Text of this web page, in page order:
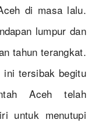
di masa lalu.
lumpur dan
tahun terangkat.
ini tersibak begitu
Aceh telah
untuk menutupi